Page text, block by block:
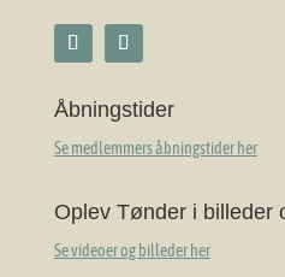
Åbningstider
Se medlemmers åbningstider her
Oplev Tønder i billeder
Se videoer og billeder her